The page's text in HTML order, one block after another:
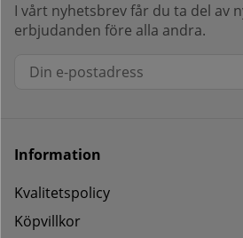
I vårt nyhetsbrev får du ta del av
erbjudanden före alla andra.
Information
Kvalitetspolicy
Köpvillkor